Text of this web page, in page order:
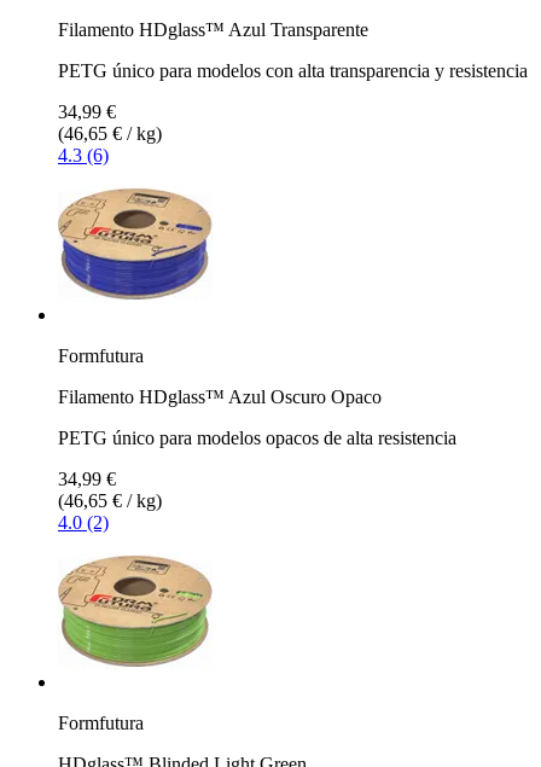
Filamento HDglass™ Azul Transparente
PETG único para modelos con alta transparencia y resistencia
34,99 €
(46,65 € / kg)
4.3 (6)
Formfutura
Filamento HDglass™ Azul Oscuro Opaco
PETG único para modelos opacos de alta resistencia
34,99 €
(46,65 € / kg)
4.0 (2)
Formfutura